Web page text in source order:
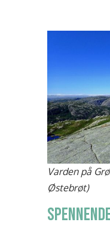
Varden på
Østebrøt)